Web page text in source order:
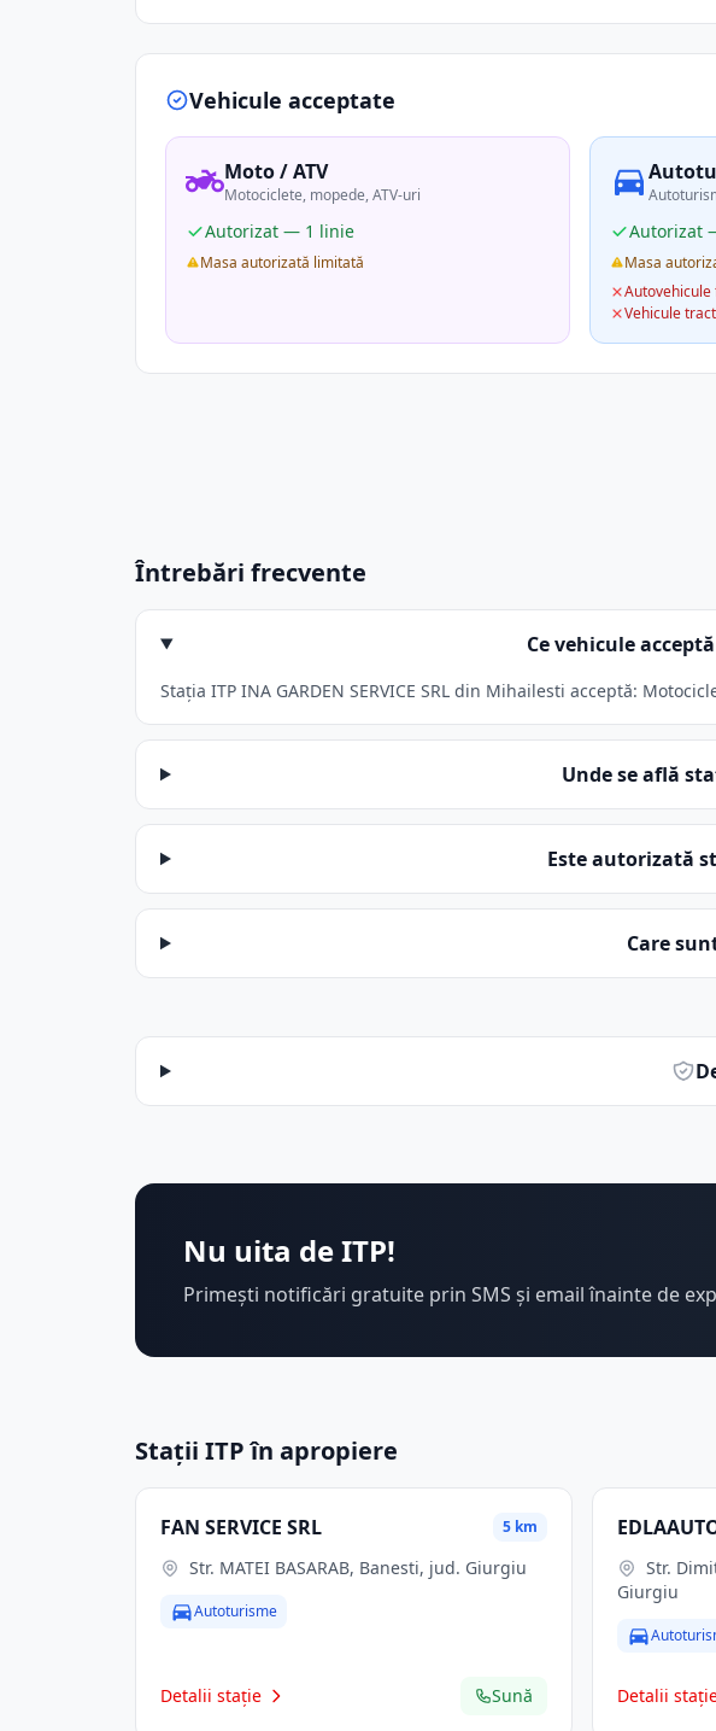
Vehicule acceptate
Moto / ATV
Motociclete, mopede, ATV-uri
Autorizat — 1 linie
Masa autorizată limitată
Autorizat
Masa
Vehicule
Întrebări frecvente
Ce vehicule acceptă
Stația ITP INA GARDEN SERVICE SRL din Mihailesti acceptă:
Unde se află
Este autorizată
Care
Nu uita de ITP!
Primești notificări gratuite prin SMS și email înainte de
Stații ITP în apropiere
FAN SERVICE SRL 5 km
Str. MATEI BASARAB, Banesti, jud. Giurgiu
Autoturisme
Detalii stație Sună
Giurgiu
Detalii